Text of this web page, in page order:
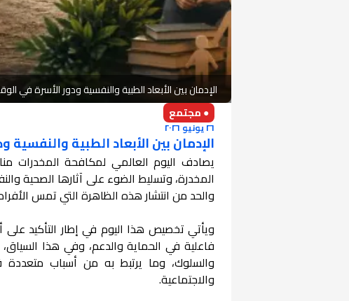
الإدمان بين الأبعاد الطبية والنفسية ودور الأسرة في
● مجتمع
٢٦ يونيو ٢٠٢٦
الإدمان بين الأبعاد الطبية والنفسية
يصادف اليوم العالمي لمكافحة
المخدرة، وتسليط الضوء على آثارها الصحية
والحد من انتشار هذه الظاهرة التي تمس
ويأتي تخصيص هذا اليوم في إطار التأكيد
فاعلية في الحماية والدعم، وفي هذا
والسلوك، وما يرتبط به من أسباب متعددة
والاجتماعية.